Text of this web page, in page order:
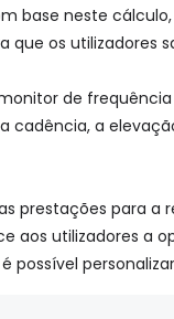
base neste
que os
de
cadência, a
prestações para
aos utilizadores a
possível